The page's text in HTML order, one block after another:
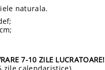
naturala.
7-10 ZILE LUCRATOARE!
zile calendaristice)